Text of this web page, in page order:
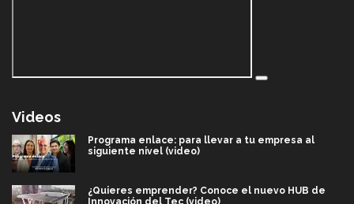
Videos
Programa enlace: para llevar a tu empresa al
siguiente nivel (video)
¿Quieres emprender? Conoce el nuevo HUB de